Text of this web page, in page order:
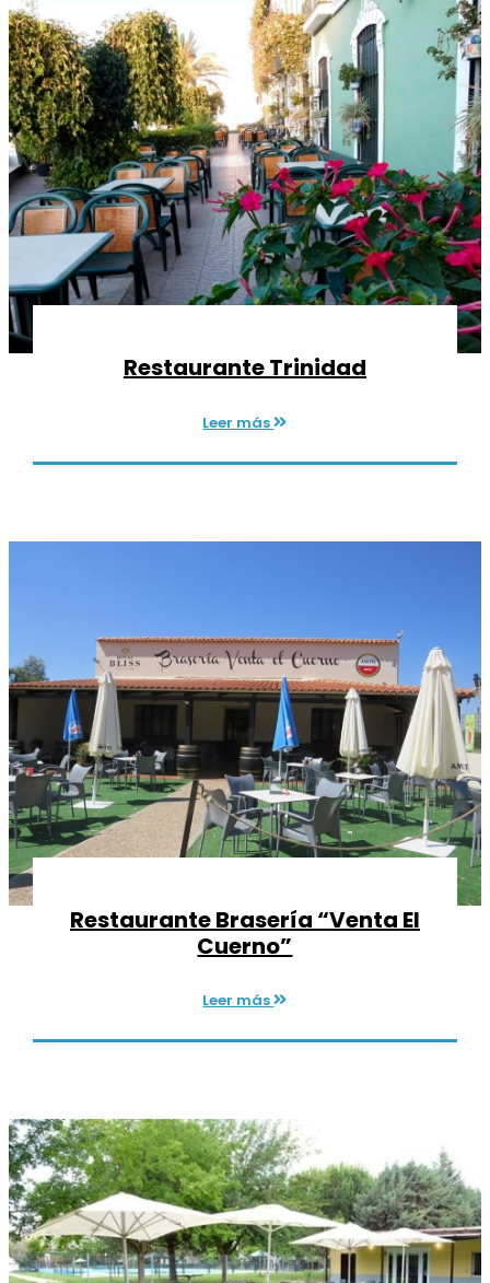
Restaurante Trinidad
Leer más
Restaurante Brasería “Venta El
Cuerno”
Leer más